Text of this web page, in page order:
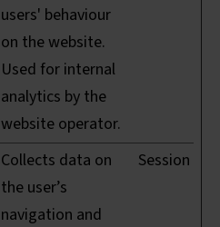
users' behaviour
on the website.
Used for internal
analytics by the
website operator.
Collects data on
the user’s
navigation and
Session